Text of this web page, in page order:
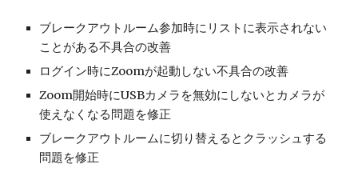
ブレークアウトルーム参加時にリストに表示されない
ことがある不具合の改善
ログイン時にZoomが起動しない不具合の改善
Zoom開始時にUSBカメラを無効にしないとカメラが
使えなくなる問題を修正
ブレークアウトルームに切り替えるとクラッシュする
問題を修正